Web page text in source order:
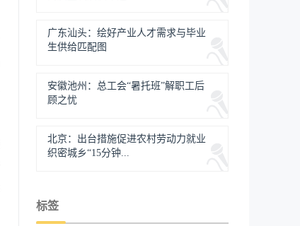
广东汕头：绘好产业人才需求与毕业
生供给匹配图
安徽池州：总工会“暑托班”解职工后
顾之忧
北京：出台措施促进农村劳动力就业
织密城乡“15分钟...
标签